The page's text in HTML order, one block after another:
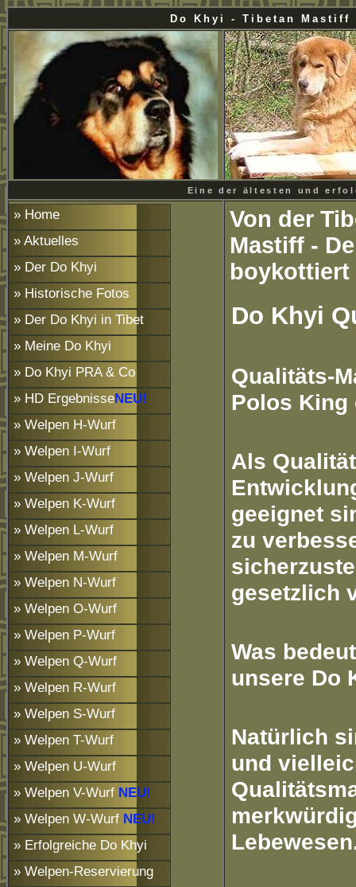
Do Khyi - Tibetan
Eine der ältesten und
» Home
» Aktuelles
» Der Do Khyi
» Historische Fotos
» Der Do Khyi in Tibet
» Meine Do Khyi
» Do Khyi PRA & Co
» HD ErgebnisseNEU!
» Welpen H-Wurf
» Welpen I-Wurf
» Welpen J-Wurf
» Welpen K-Wurf
» Welpen L-Wurf
» Welpen M-Wurf
» Welpen N-Wurf
» Welpen O-Wurf
» Welpen P-Wurf
» Welpen Q-Wurf
» Welpen R-Wurf
» Welpen S-Wurf
» Welpen T-Wurf
» Welpen U-Wurf
» Welpen V-Wurf NEU!
» Welpen W-Wurf NEU!
» Erfolgreiche Do Khyi
» Welpen-Reservierung
Von der
Mastiff -
boykottiert
Do Khyi
Qualitäts-
Polos King
Als
geeignet
zu
gesetzlich
Was
unsere Do
Natürlich
und